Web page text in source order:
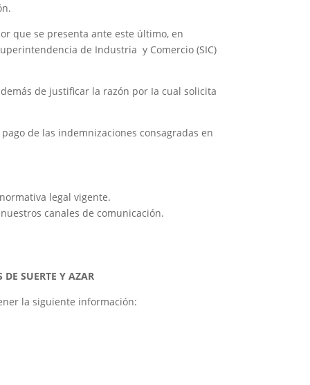
que se presenta ante este último, en
de Industria y Comercio (SIC)
de justificar la razón por Ia cual solicita
de las indemnizaciones consagradas en
legal vigente.
canales de comunicación.
DE SUERTE Y AZAR
la siguiente información: